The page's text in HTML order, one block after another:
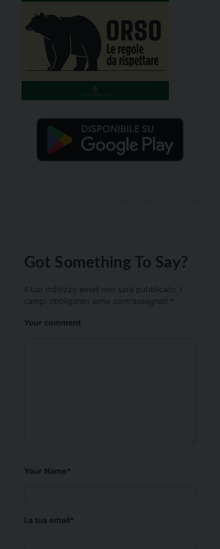
Got Something To Say?
Il tuo indirizzo email non sarà pubblicato.
campi obbligatori sono contrassegnati *
Your comment
Your Name*
La tua email*